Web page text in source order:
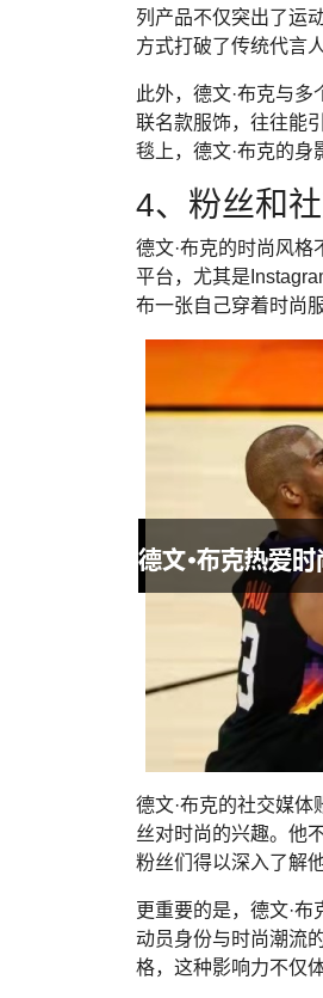
列产品不仅突出了运
方式打破了传统代言
此外，德文·布克与
联名款服饰，往往能
毯上，德文·布克的身
4、粉丝和
德文·布克的时尚风
平台，尤其是
布一张自己穿着时尚
德文·布克的社交媒
丝对时尚的兴趣。他
粉丝们得以深入了解
更重要的是，德文·
动员身份与时尚潮流
格，这种影响力不仅